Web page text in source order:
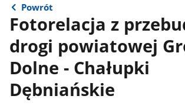
Powrót
Fotorelacja z
drogi powiatowej
Dolne - Chałupki
Dębniańskie